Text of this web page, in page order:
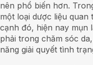
nên phổ biến hơn.
một loại dược liệu
cạnh đó, hiện nay mụn
phải trong chăm sóc
năng giải quyết tình